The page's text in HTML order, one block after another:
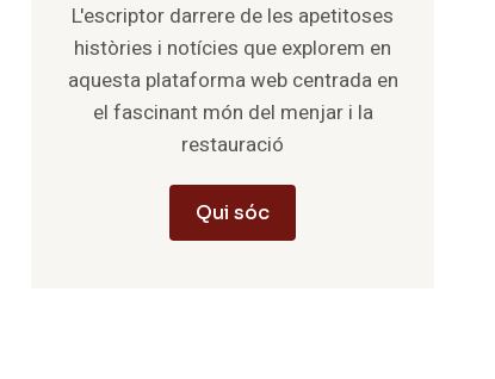
L'escriptor darrere de les apetitoses
històries i notícies que explorem en
aquesta plataforma web centrada en
el fascinant món del menjar i la
restauració
Qui sóc